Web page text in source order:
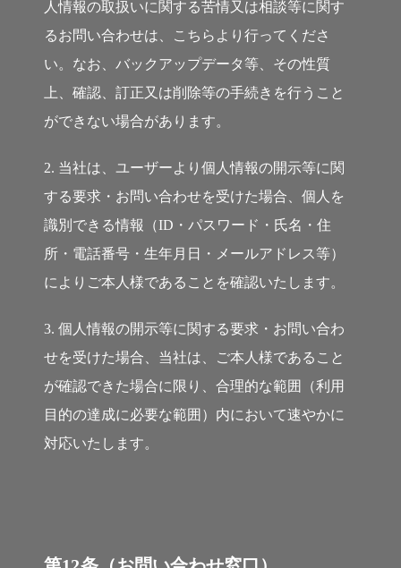
人情報の取扱いに関する苦情又は相談等に関す
るお問い合わせは、こちらより行ってくださ
い。なお、バックアップデータ等、その性質
上、確認、訂正又は削除等の手続きを行うこと
ができない場合があります。
2. 当社は、ユーザーより個人情報の開示等に関
する要求・お問い合わせを受けた場合、個人を
識別できる情報（ID・パスワード・氏名・住
所・電話番号・生年月日・メールアドレス等）
によりご本人様であることを確認いたします。
3. 個人情報の開示等に関する要求・お問い合わ
せを受けた場合、当社は、ご本人様であること
が確認できた場合に限り、合理的な範囲（利用
目的の達成に必要な範囲）内において速やかに
対応いたします。